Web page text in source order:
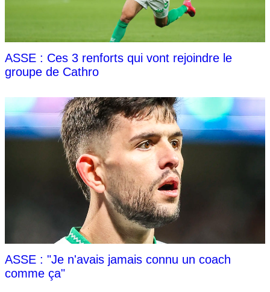
ASSE : Ces 3 renforts qui vont rejoindre le
groupe de Cathro
ASSE : "Je n'avais jamais connu un coach
comme ça"